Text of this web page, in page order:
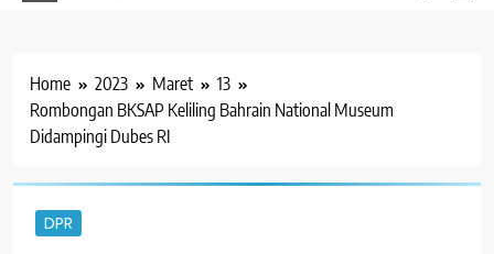
Home 2023 Maret
13
Rombongan BKSAP Keliling Bahrain National Museum
Didampingi Dubes RI
DPR